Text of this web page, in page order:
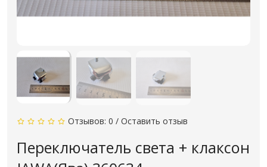
Отзывов: 0 / Оставить отзыв
Переключатель света + клаксон